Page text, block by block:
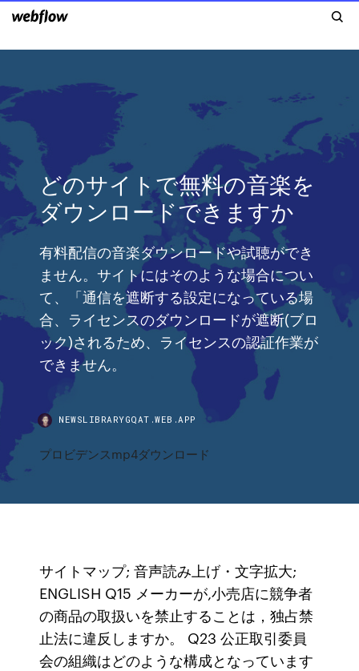
どのサイトで無料の音楽を
ダウンロードできますか
有料配信の音楽ダウンロードや試聴ができ
ません。サイトにはそのような場合につい
て、「通信を遮断する設定になっている場
合、ライセンスのダウンロードが遮断(ブロ
ック)されるため、ライセンスの認証作業が
できません。
NEWSLIBRARYGQAT.WEB.APP
プロビデンスmp4ダウンロード
サイトマップ; 音声読み上げ・文字拡大;
ENGLISH Q15 メーカーが,小売店に競争者
の商品の取扱いを禁止することは，独占禁
止法に違反しますか。 Q23 公正取引委員
会の組織はどのような構成となっています